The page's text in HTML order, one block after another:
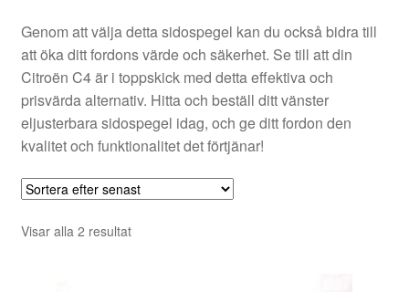
Världsomspännande frakt
Villkor
Genom att välja detta sidospegel kan du också bidra till
att öka ditt fordons värde och säkerhet. Se till att din
Citroën C4 är i toppskick med detta effektiva och
prisvärda alternativ. Hitta och beställ ditt vänster
eljusterbara sidospegel idag, och ge ditt fordon den
kvalitet och funktionalitet det förtjänar!
Visar alla 2 resultatSortera